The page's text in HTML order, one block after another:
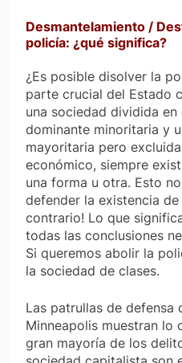
Desmantelamiento /
policía: ¿qué significa?
¿Es posible disolver la
parte crucial del Estado
una sociedad dividida en
dominante minoritaria y
mayoritaria pero
económico, siempre
una forma u otra. Esto
defender la existencia de
contrario! Lo que
todas las conclusiones
Si queremos abolir la
la sociedad de clases.
Las patrullas de defensa
Minneapolis muestran lo
gran mayoría de los